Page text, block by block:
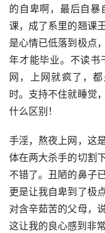
的自卑啊，最后自暴
课，成了系里的翘课
是心情已低落到极点
年才能毕业。不读书
网，上网就疯了，
时。支持不住就睡觉
什么区别！
手淫，熬夜上网，这
体在两大杀手的切割
不错了。丑陋的鼻子
更是让我自卑到了极
对含辛茹苦的父母，
这让我的良心感到非